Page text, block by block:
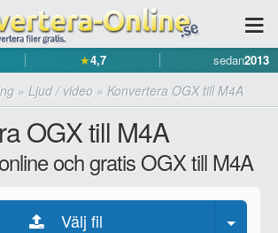
★4,7 sedan2013
» Ljud / video » Konvertera OGX till M4A
OGX till M4A
och gratis OGX till M4A
Välj fil